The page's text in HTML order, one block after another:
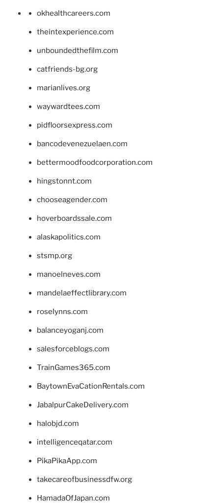
okhealthcareers.com
theintexperience.com
unboundedthefilm.com
catfriends-bg.org
marianlives.org
waywardtees.com
pidfloorsexpress.com
bancodevenezuelaen.com
bettermoodfoodcorporation.com
hingstonnt.com
chooseagender.com
hoverboardssale.com
alaskapolitics.com
stsmp.org
manoelneves.com
mandelaeffectlibrary.com
roselynns.com
balanceyoganj.com
salesforceblogs.com
TrainGames365.com
BaytownEvaCationRentals.com
JabalpurCakeDelivery.com
halobjd.com
intelligenceqatar.com
PikaPikaApp.com
takecareofbusinessdfw.org
HamadaOfJapan.com